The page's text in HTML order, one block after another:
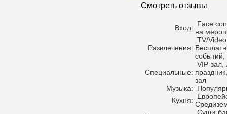
Смотреть отзывы
Вход:
Face
на
Развлечения:
TV/
событий,
Специальные:
VIP-зал,
зал
Музыка:
Кухня: